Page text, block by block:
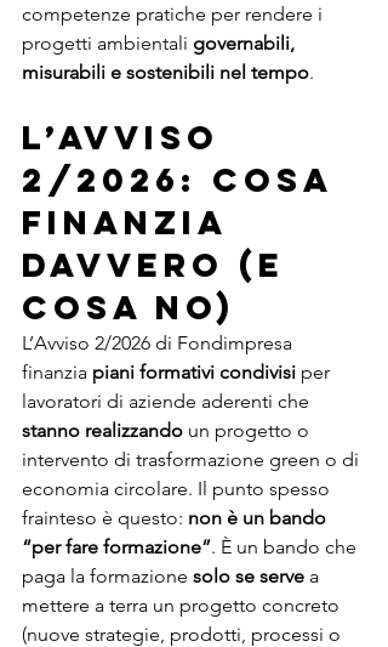
competenze pratiche per rendere i
progetti ambientali governabili,
misurabili e sostenibili nel tempo.
L’Avviso
2/2026: cosa
finanzia
davvero (e
cosa no)
L’Avviso 2/2026 di Fondimpresa
finanzia piani formativi condivisi per
lavoratori di aziende aderenti che
stanno realizzando un progetto o
intervento di trasformazione green o di
economia circolare. Il punto spesso
frainteso è questo: non è un bando
“per fare formazione”. È un bando che
paga la formazione solo se serve a
mettere a terra un progetto concreto
(nuove strategie, prodotti, processi o